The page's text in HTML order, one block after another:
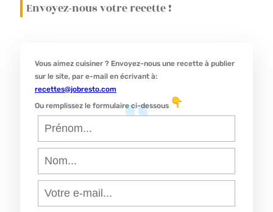
Envoyez-nous votre recette !
Vous aimez cuisiner ? Envoyez-nous une recette à publier
sur le site, par e-mail en écrivant à:
recettes@jobresto.com
Ou remplissez le formulaire ci-dessous